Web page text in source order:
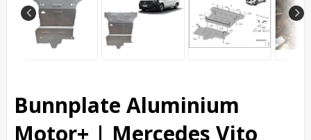
Bunnplate Aluminium
Motor+ | Mercedes Vito